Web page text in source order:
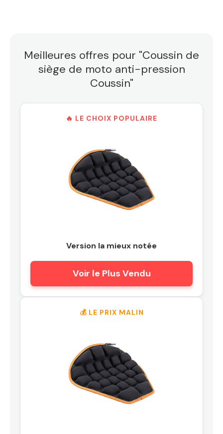
Meilleures offres pour "Coussin de
siège de moto anti-pression
Coussin"
🔥 LE CHOIX POPULAIRE
Version la mieux notée
Voir le Plus Vendu
💰 LE PRIX MALIN